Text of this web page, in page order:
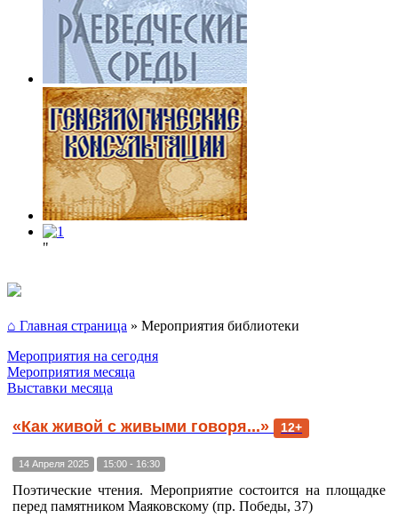
"
⌂ Главная страница » Мероприятия библиотеки
Мероприятия на сегодня
Мероприятия месяца
Выставки месяца
«Как живой с живыми говоря...» 12+
14 Апреля 2025 15:00 - 16:30
Поэтические чтения. Мероприятие состоится на площадке
перед памятником Маяковскому (пр. Победы, 37)